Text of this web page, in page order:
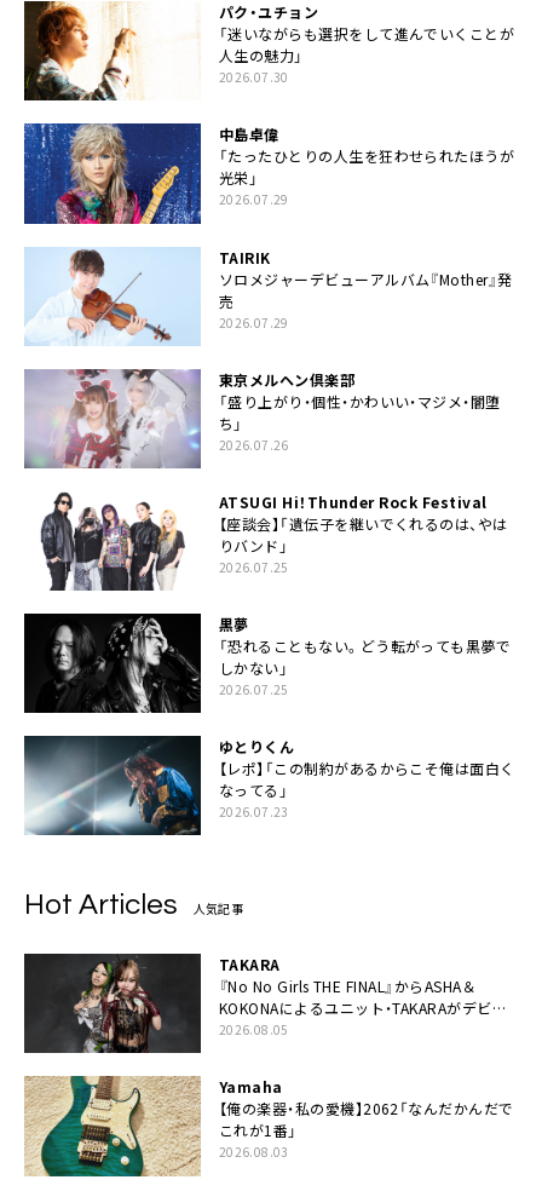
パク・ユチョン
「迷いながらも選択をして進んでいくことが
人生の魅力」
2026.07.30
中島卓偉
「たったひとりの人生を狂わせられたほうが
光栄」
2026.07.29
TAIRIK
ソロメジャーデビューアルバム『Mother』発
売
2026.07.29
東京メルヘン倶楽部
「盛り上がり・個性・かわいい・マジメ・闇堕
ち」
2026.07.26
ATSUGI Hi！Thunder Rock Festival
【座談会】「遺伝子を継いでくれるのは、やは
りバンド」
2026.07.25
黒夢
「恐れることもない。どう転がっても黒夢で
しかない」
2026.07.25
ゆとりくん
【レポ】「この制約があるからこそ俺は面白く
なってる」
2026.07.23
Hot Articles 人気記事
TAKARA
『No No Girls THE FINAL』からASHA＆
KOKONAによるユニット・TAKARAがデビュ
ー
2026.08.05
Yamaha
【俺の楽器・私の愛機】2062「なんだかんだで
これが1番」
2026.08.03